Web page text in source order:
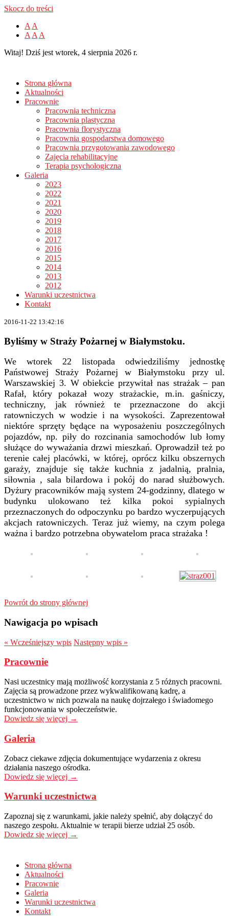
Skocz do treści
A A
A A A
Witaj! Dziś jest wtorek, 4 sierpnia 2026 r.
Strona główna
Aktualności
Pracownie
Pracownia techniczna
Pracownia plastyczna
Pracownia florystyczna
Pracownia gospodarstwa domowego
Pracownia przygotowania zawodowego
Zajęcia rehabilitacyjne
Terapia psychologiczna
Galeria
2023
2022
2021
2020
2019
2018
2017
2016
2015
2014
2013
2012
Warunki uczestnictwa
Kontakt
2016-11-22 13:42:16
Byliśmy w Straży Pożarnej w Białymstoku.
We wtorek 22 listopada odwiedziliśmy jednostkę
Państwowej Straży Pożarnej w Białymstoku przy ul.
Warszawskiej 3. W obiekcie przywitał nas strażak – pan
Rafał, który pokazał wozy strażackie, m.in. gaśniczy,
techniczny, jak również te przeznaczone do akcji
ratowniczych w wodzie i na wysokości. Zaprezentował
niektóre sprzęty będące na wyposażeniu poszczególnych
pojazdów, np. piły do rozcinania samochodów lub łomy
służące do wyważania drzwi mieszkań. Oprowadził też po
terenie całej placówki, w której, oprócz kilku obszernych
garaży, znajduje się także kuchnia z jadalnią, pralnia,
siłownia , sala bilardowa i pokój do narad służbowych.
Dyżury pracowników mają system 24-godzinny, dlatego w
budynku ulokowano też kilka pokoi sypialnych
przeznaczonych do odpoczynku po bardzo wyczerpujących
akcjach ratowniczych. Teraz już wiemy, na czym polega
ważna i bardzo potrzebna obywatelom praca strażaka !
Powrót do strony głównej
Nawigacja po wpisach
« Wcześniejszy wpis Następny wpis »
Pracownie
Nasi uczestnicy mają możliwość korzystania z 5 różnych pracowni.
Zajęcia są prowadzone przez wykwalifikowaną kadrę, a
uczestnictwo w nich pozwala na naukę dojrzałego i świadomego
funkcjonowania w społeczeństwie.
Dowiedz się więcej →
Galeria
Zobacz ciekawe zdjęcia dokumentujące wydarzenia z okresu
działania naszego ośrodka.
Dowiedz się więcej →
Warunki uczestnictwa
Zapoznaj się z warunkami, jakie należy spełnić, aby dołączyć do
naszego zespołu. Aktualnie w terapii bierze udział 25 osób.
Dowiedz się więcej →
Strona główna
Aktualności
Pracownie
Galeria
Warunki uczestnictwa
Kontakt